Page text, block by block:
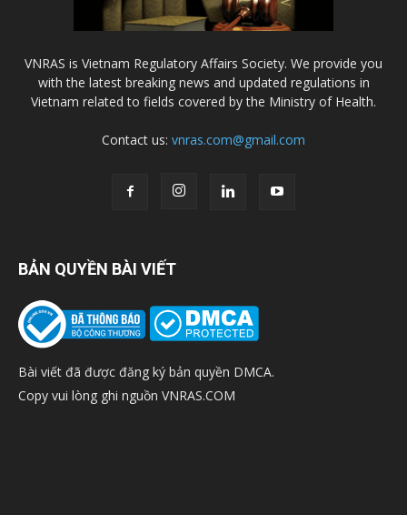
VNRAS is Vietnam Regulatory Affairs Society. We provide you
with the latest breaking news and updated regulations in
Vietnam related to fields covered by the Ministry of Health.
Contact us: vnras.com@gmail.com
BẢN QUYỀN BÀI VIẾT
Bài viết đã được đăng ký bản quyền DMCA.
Copy vui lòng ghi nguồn VNRAS.COM